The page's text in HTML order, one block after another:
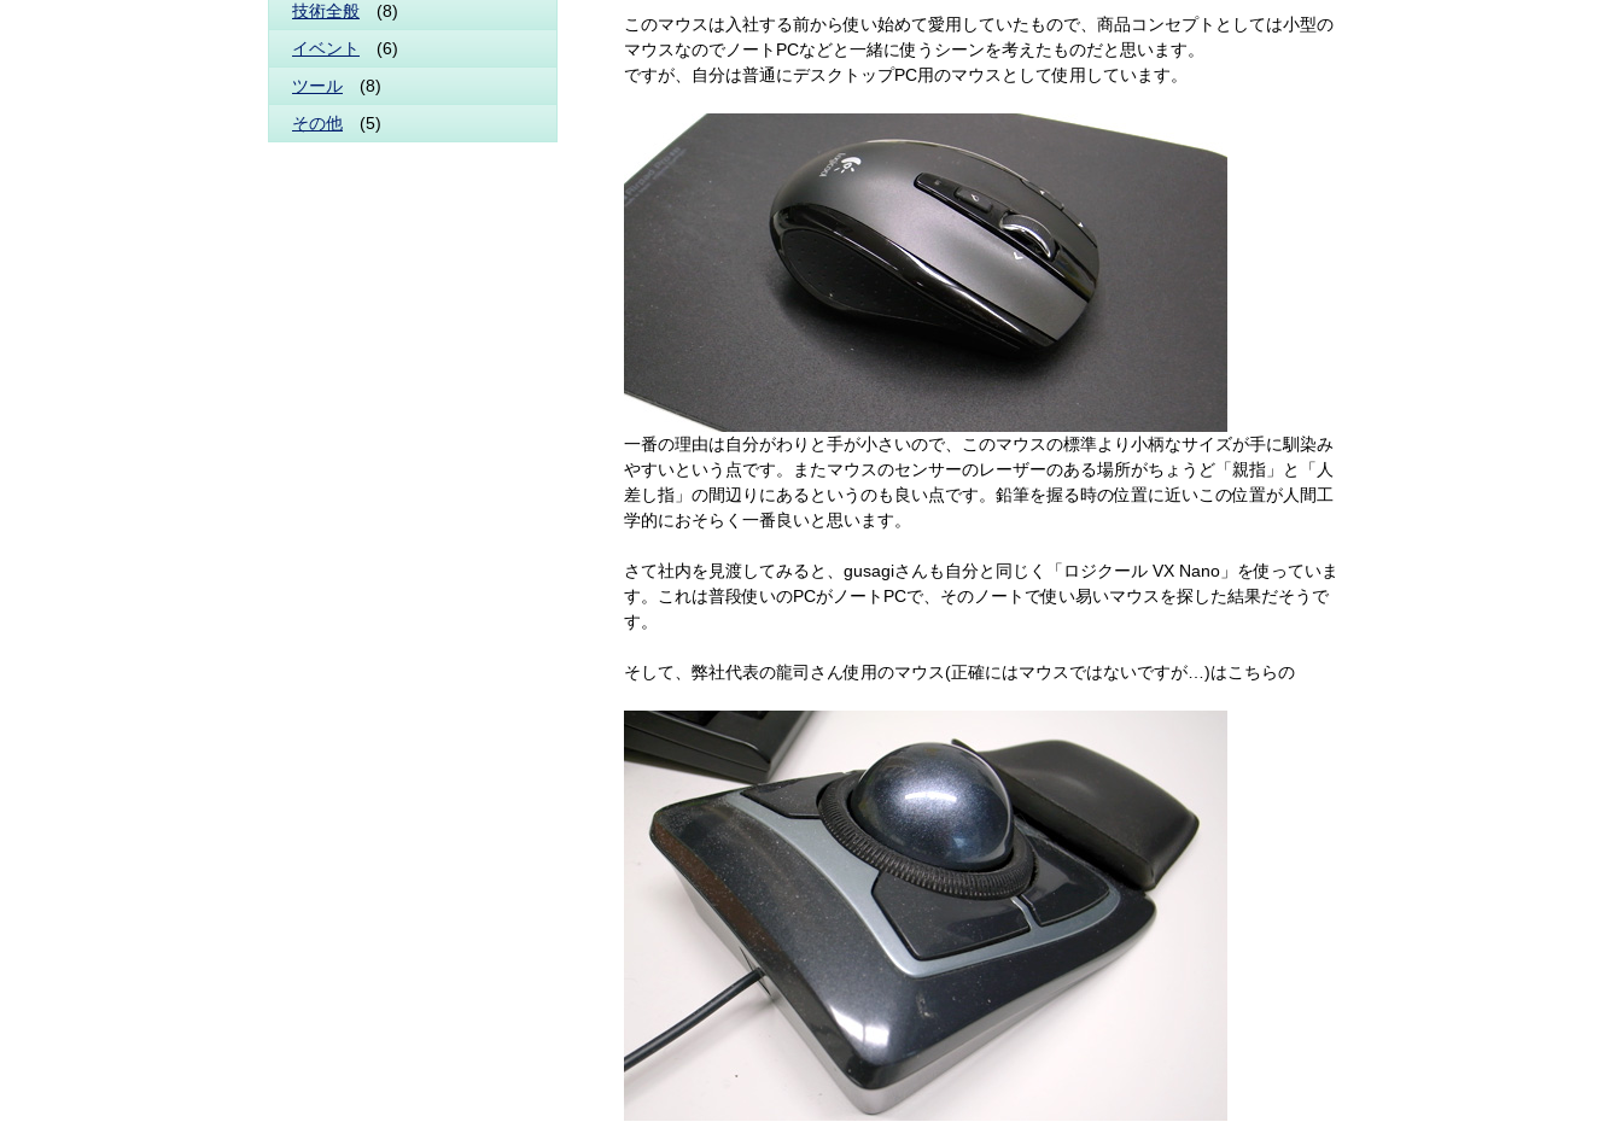
このマウスは入社する前から使い始めて愛用していたもので、商品コンセプトとしては小型の
マウスなのでノートPCなどと一緒に使うシーンを考えたものだと思います。
ですが、自分は普通にデスクトップPC用のマウスとして使用しています。
一番の理由は自分がわりと手が小さいので、このマウスの標準より小柄なサイズが手に馴染み
やすいという点です。またマウスのセンサーのレーザーのある場所がちょうど「親指」と「人
差し指」の間辺りにあるというのも良い点です。鉛筆を握る時の位置に近いこの位置が人間工
学的におそらく一番良いと思います。
さて社内を見渡してみると、gusagiさんも自分と同じく「ロジクール VX Nano」を使っていま
す。これは普段使いのPCがノートPCで、そのノートで使い易いマウスを探した結果だそうで
す。
そして、弊社代表の龍司さん使用のマウス(正確にはマウスではないですが…)はこちらの
技術全般
(8)
イベント
(6)
ツール
(8)
その他
(5)